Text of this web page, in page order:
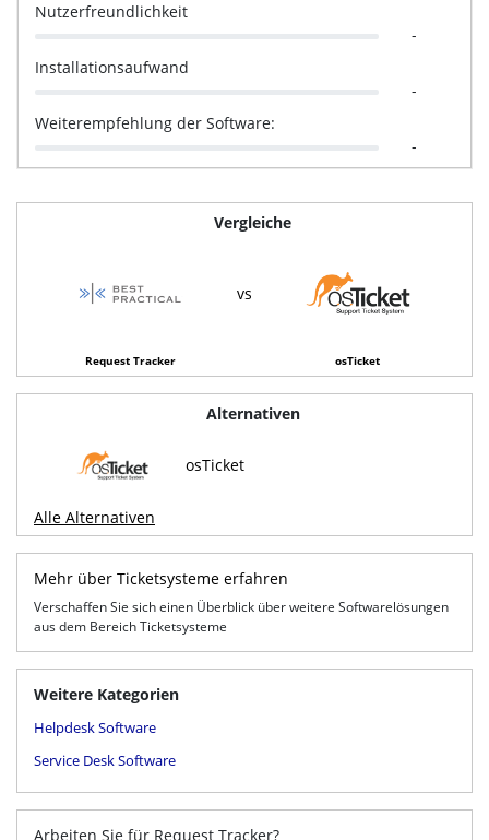
Nutzerfreundlichkeit
-
Installationsaufwand
-
Weiterempfehlung der Software:
-
Vergleiche
vs
Request Tracker osTicket
Alternativen
osTicket
Alle Alternativen
Mehr über Ticketsysteme erfahren
Verschaffen Sie sich einen Überblick über weitere Softwarelösungen
aus dem Bereich Ticketsysteme
Weitere Kategorien
Helpdesk Software
Service Desk Software
Arbeiten Sie für Request Tracker?